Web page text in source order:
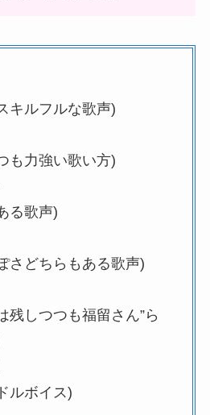
キルフルな歌声)
も力強い歌い方)
る歌声)
さどちらもある歌声)
残しつつも福留さん”ら
ルボイス)